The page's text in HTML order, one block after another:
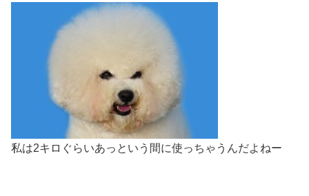
私は2キロぐらいあっという間に使っちゃうんだよねー